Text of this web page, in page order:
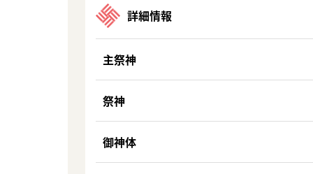
詳細情報
主祭神
祭神
御神体